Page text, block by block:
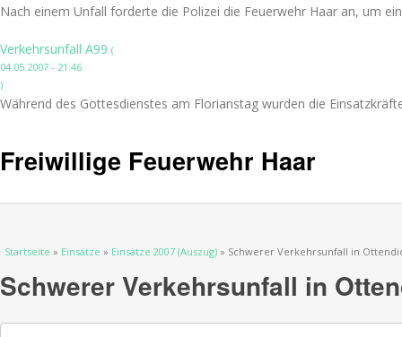
Nach einem Unfall forderte die Polizei die Feuerwehr Haar an, um
Verkehrsunfall A99 (
04.05.2007 - 21:46
)
Während des Gottesdienstes am Florianstag wurden die
Freiwillige Feuerwehr Haar
Sie sind hier
Startseite » Einsätze » Einsätze 2007 (Auszug) » Schwerer Verkehrsunfall in
Schwerer Verkehrsunfall in